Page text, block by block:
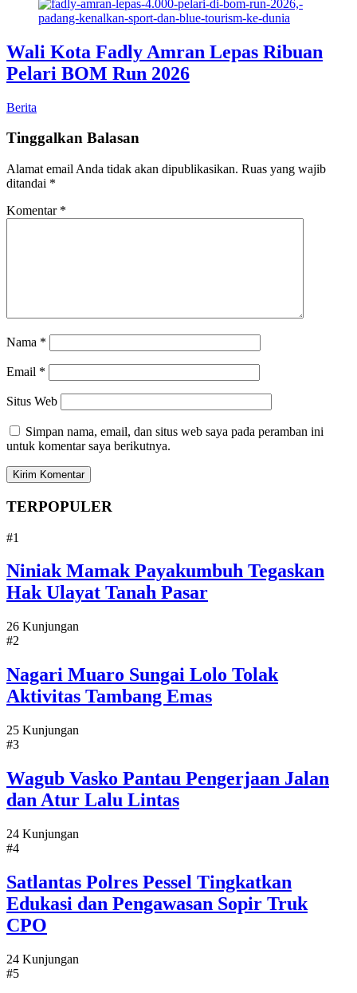
Wali Kota Fadly Amran Lepas Ribuan
Pelari BOM Run 2026
Berita
Tinggalkan Balasan
Alamat email Anda tidak akan dipublikasikan. Ruas yang wajib
ditandai *
Komentar *
Nama *
Email *
Situs Web
Simpan nama, email, dan situs web saya pada peramban ini
untuk komentar saya berikutnya.
TERPOPULER
#1
Niniak Mamak Payakumbuh Tegaskan
Hak Ulayat Tanah Pasar
26 Kunjungan
#2
Nagari Muaro Sungai Lolo Tolak
Aktivitas Tambang Emas
25 Kunjungan
#3
Wagub Vasko Pantau Pengerjaan Jalan
dan Atur Lalu Lintas
24 Kunjungan
#4
Satlantas Polres Pessel Tingkatkan
Edukasi dan Pengawasan Sopir Truk
CPO
24 Kunjungan
#5